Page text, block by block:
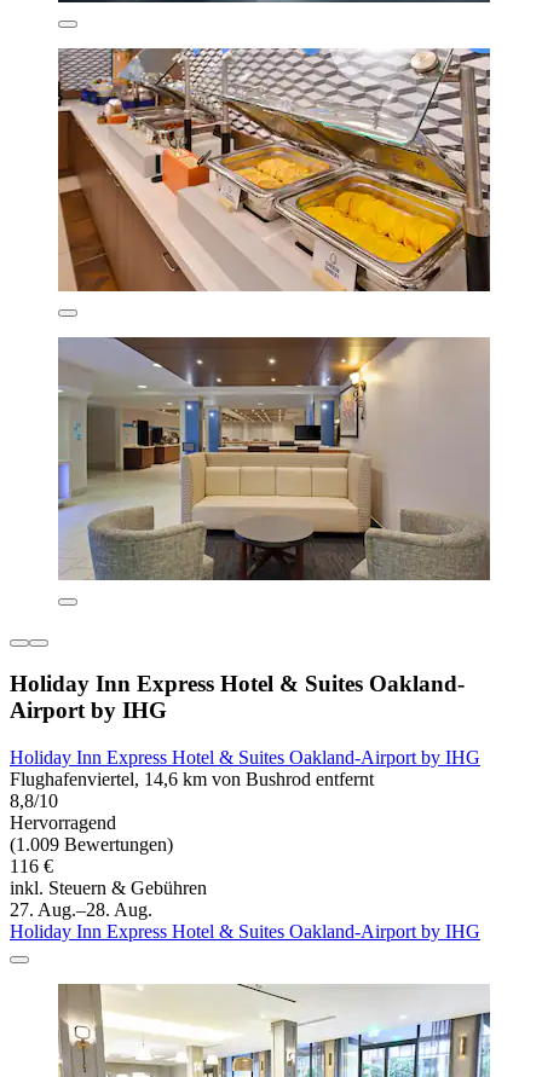
Holiday Inn Express Hotel & Suites Oakland-
Airport by IHG
Holiday Inn Express Hotel & Suites Oakland-Airport by IHG
Flughafenviertel, 14,6 km von Bushrod entfernt
8,8/10
Hervorragend
(1.009 Bewertungen)
116 €
inkl. Steuern & Gebühren
27. Aug.–28. Aug.
Holiday Inn Express Hotel & Suites Oakland-Airport by IHG